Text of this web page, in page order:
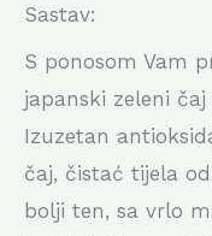
Sastav:
S ponosom Vam
japanski zeleni
Izuzetan
čaj, čistać tijela
bolji ten, sa vrlo